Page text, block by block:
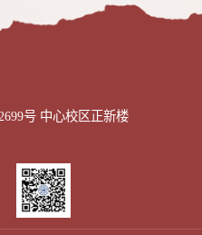
号 中心校区正新楼